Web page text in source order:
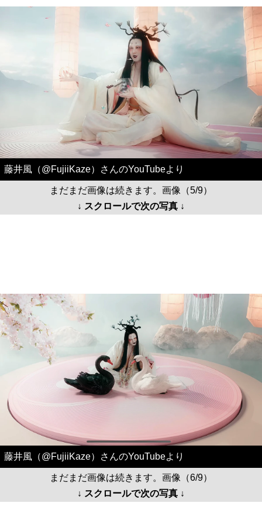
藤井風（@FujiiKaze）さんのYouTubeより
まだまだ画像は続きます。画像（5/9）
↓ スクロールで次の写真 ↓
藤井風（@FujiiKaze）さんのYouTubeより
まだまだ画像は続きます。画像（6/9）
↓ スクロールで次の写真 ↓